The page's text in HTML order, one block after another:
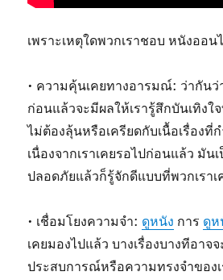
เพราะเหตุใดพวกเราชอบ หนังออน
• ความคุ้นเคยทางอารมณ์: ว่ากันว่
ก่อนแล้วจะมีผลให้เรารู้สึกบันเทิงใ
ไม่ต้องลุ้นหรือเครียดกับเนื้อเรื่องที่
เนื่องจากเราเคยรอไปก่อนแล้ว มัน
ปลอดภัยแล้วก็รู้จักดีแบบที่พวกเราเ
• เชื่อมโยงความจำ: ดูหนัง การ ดูห
เคยมองไปแล้ว บางเรื่องบางทีอาจ
ประสบการณ์หรือความทรงจำของเ